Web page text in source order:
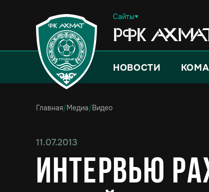
Сайты
НОВОСТИ
Главная/Медиа/Видео
11.07.2013
Интервью